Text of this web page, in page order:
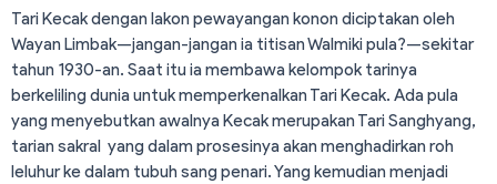
Tari Kecak dengan lakon pewayangan konon diciptakan oleh
Wayan Limbak—jangan-jangan ia titisan Walmiki pula?—sekitar
tahun 1930-an. Saat itu ia membawa kelompok tarinya
berkeliling dunia untuk memperkenalkan Tari Kecak. Ada pula
yang menyebutkan awalnya Kecak merupakan Tari Sanghyang,
tarian sakral yang dalam prosesinya akan menghadirkan roh
leluhur ke dalam tubuh sang penari. Yang kemudian menjadi